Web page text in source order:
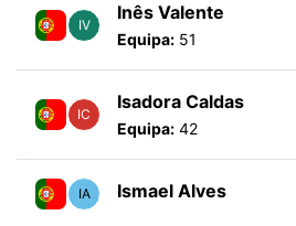
IV
Inês Valente
Equipa: 51
IC
Isadora Caldas
Equipa: 42
IA Ismael Alves